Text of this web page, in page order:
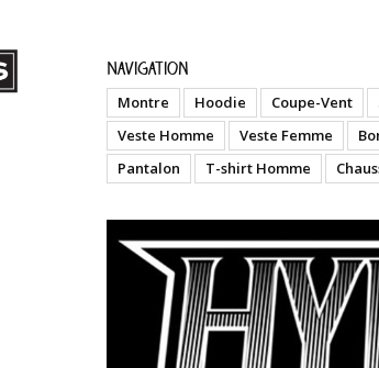
artistes
Navigation
Montre Hoodie Coupe-Vent
Veste Homme
Veste Femme
Pantalon
T-shirt Homme